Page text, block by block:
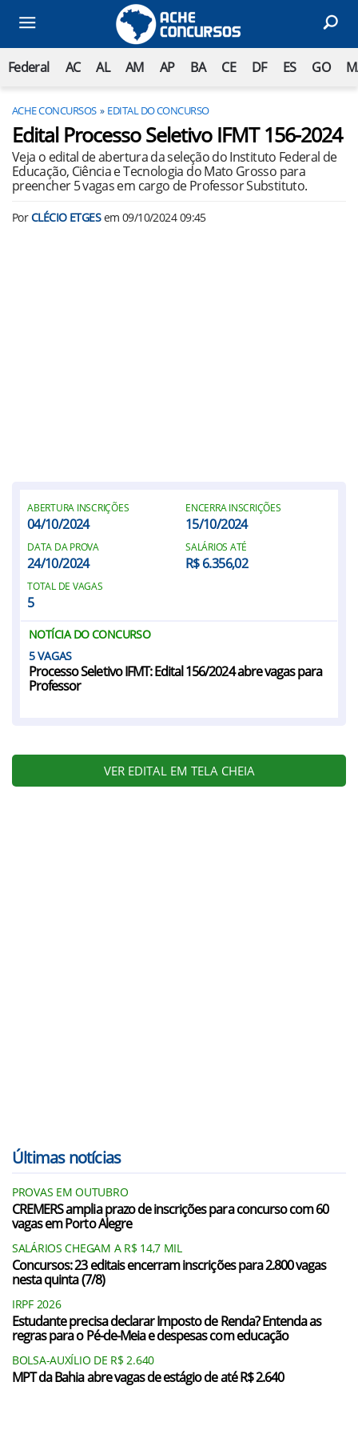
Federal AC AL AM AP BA CE DF ES GO
ACHE CONCURSOS EDITAL DO CONCURSO
Edital Processo Seletivo IFMT 156-2024
Veja o edital de abertura da seleção do Instituto Federal de
Educação, Ciência e Tecnologia do Mato Grosso para
preencher 5 vagas em cargo de Professor Substituto.
PorCLÉCIO ETGESem 09/10/2024 09:45
ABERTURA INSCRIÇÕES
04/10/2024
ENCERRA INSCRIÇÕES
15/10/2024
DATA DA PROVA
24/10/2024
SALÁRIOS ATÉ
R$ 6.356,02
TOTAL DE VAGAS
5
NOTÍCIA DO CONCURSO
5
Processo Seletivo IFMT: Edital 156/2024 abre vagas para
Professor
VER EDITAL EM TELA CHEIA
Últimas notícias
PROVAS EM OUTUBRO
CREMERS amplia prazo de inscrições para concurso com 60
vagas em Porto Alegre
SALÁRIOS CHEGAM A R$ 14,7 MIL
Concursos: 23 editais encerram inscrições para 2.800 vagas
nesta quinta (7/8)
IRPF 2026
Estudante precisa declarar Imposto de Renda? Entenda as
regras para o Pé-de-Meia e despesas com educação
BOLSA-AUXÍLIO DE R$ 2.640
MPT da Bahia abre vagas de estágio de até R$ 2.640